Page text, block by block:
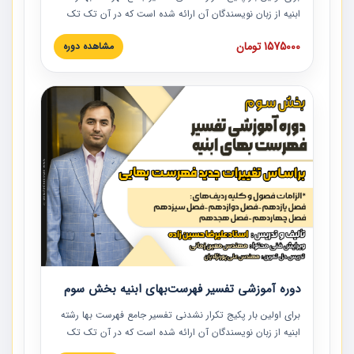
ابنیه از زبان نویسندگان آن ارائه شده است که در آن تک تک
ردیف ها و مطالب فهرست بها تفسیر و ارائه شده است. این
دوره به صورت کامل تصویری بوده و به همراه تصاویر عملیات
دوره با کلام مهندس علیرضاحسین‌زاده مدیر پروژه مهندسی
مشاور در امر بازنگری فهرست بها رشته ابنیه ارائه شده و به تمام
همکارانی که در حوزه صنعت ساخت در حال فعالیت هستند حتما
توصیه می کنیم از مطالب این دوره استفاده نمایند.
1575000 تومان مشاهده دوره
دوره آموزشی تفسیر فهرست‌بهای ابنیه بخش سوم
برای اولین بار پکیج تکرار نشدنی تفسیر جامع فهرست بها رشته
ابنیه از زبان نویسندگان آن ارائه شده است که در آن تک تک
ردیف ها و مطالب فهرست بها تفسیر و ارائه شده است. این